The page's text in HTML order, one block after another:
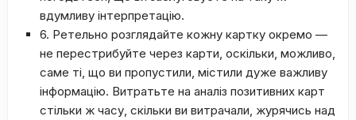
вдумливу інтерпретацію.
6. Ретельно розглядайте кожну картку окремо —
не перестрибуйте через карти, оскільки, можливо,
саме ті, що ви пропустили, містили дуже важливу
інформацію. Витратьте на аналіз позитивних карт
стільки ж часу, скільки ви витрачали, журячись над